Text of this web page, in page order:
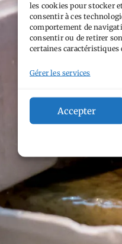
les cookies pour stocker
consentir à ces
comportement de
consentir ou de retirer
certaines
Gérer les services
Accepter